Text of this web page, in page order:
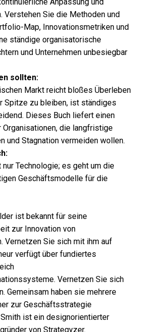
Anpassung und
Verstehen Sie die Methoden und
Map, Innovationsmetriken und
ständige organisatorische
und Unternehmen unbesiegbar
sollten:
Markt reicht bloßes Überleben
Spitze zu bleiben, ist ständiges
Dieses Buch liefert einen
Organisationen, die langfristige
und Stagnation vermeiden wollen.
nur Technologie; es geht um die
Geschäftsmodelle für die
ist bekannt für seine
zur Innovation von
Vernetzen Sie sich mit ihm auf
verfügt über fundiertes
Vernetzen Sie sich
. Gemeinsam haben sie mehrere
zur Geschäftsstrategie
ist ein designorientierter
von Strategyzer.